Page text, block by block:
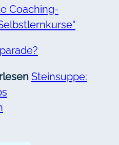
Coaching-
Steinsuppe: